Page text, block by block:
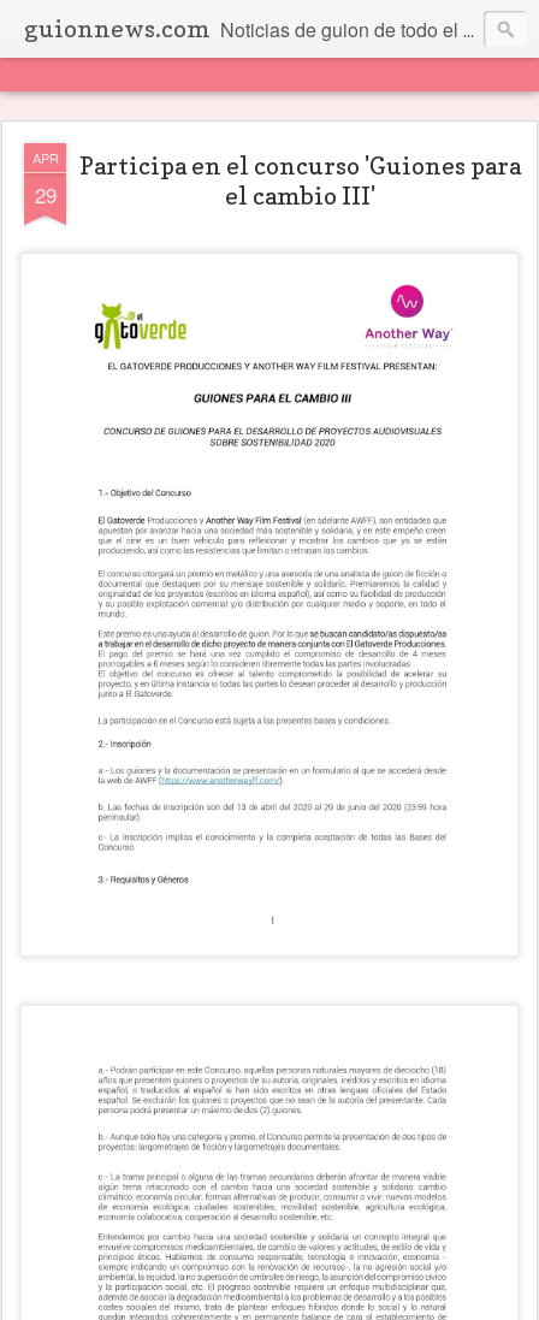
guionnews.com Noticias de guion de todo el mundo... Y más.
APR
29
Participa en el concurso 'Guiones para
el cambio III'